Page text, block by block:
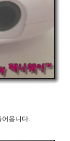
옵니다.